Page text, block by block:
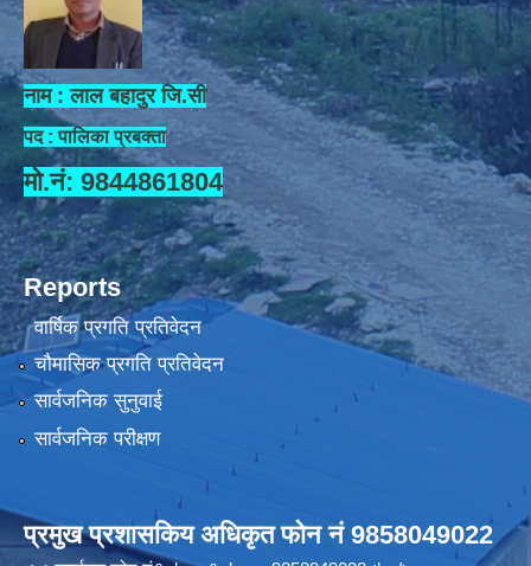
नाम : लाल बहादुर जि.सी
पद : पालिका प्रबक्ता
मो.नं: 9844861804
Reports
वार्षिक प्रगति प्रतिवेदन
चौमासिक प्रगति प्रतिवेदन
सार्वजनिक सुनुवाई
सार्वजनिक परीक्षण
प्रमुख प्रशासकिय अधिकृत फोन नं 9858049022